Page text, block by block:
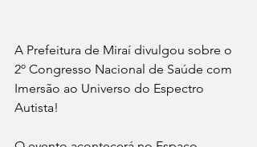
A Prefeitura de Miraí divulgou sobre o
2º Congresso Nacional de Saúde com
Imersão ao Universo do Espectro
Autista!